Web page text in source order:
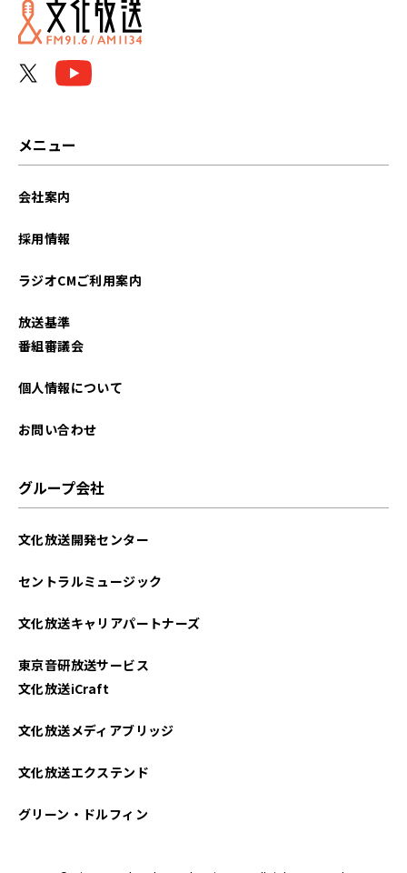
メニュー
会社案内
採用情報
ラジオCMご利用案内
放送基準
番組審議会
個人情報について
お問い合わせ
グループ会社
文化放送開発センター
セントラルミュージック
文化放送キャリアパートナーズ
東京音研放送サービス
文化放送iCraft
文化放送メディアブリッジ
文化放送エクステンド
グリーン・ドルフィン